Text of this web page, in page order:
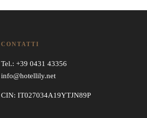
CONTATTI
Tel.: +39 0431 43356
info@hotellily.net
CIN: IT027034A19YTJN89P